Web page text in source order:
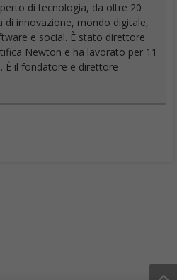
di tecnologia, da oltre 20
di innovazione, mondo digitale,
e social. È stato direttore
Newton e ha lavorato per 11
È il fondatore e direttore